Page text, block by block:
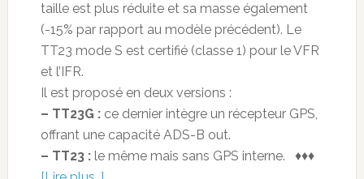
taille est plus réduite et sa masse également
(-15% par rapport au modèle précédent). Le
TT23 mode S est certifié (classe 1) pour le VFR
et l’IFR.
Il est proposé en deux versions :
– TT23G : ce dernier intègre un récepteur GPS,
offrant une capacité ADS-B out.
– TT23 : le même mais sans GPS interne. ♦♦♦